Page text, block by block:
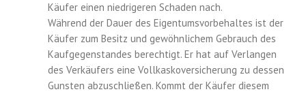
Käufer einen niedrigeren Schaden nach.
Während der Dauer des Eigentumsvorbehaltes ist der
Käufer zum Besitz und gewöhnlichem Gebrauch des
Kaufgegenstandes berechtigt. Er hat auf Verlangen
des Verkäufers eine Vollkaskoversicherung zu dessen
Gunsten abzuschließen. Kommt der Käufer diesem